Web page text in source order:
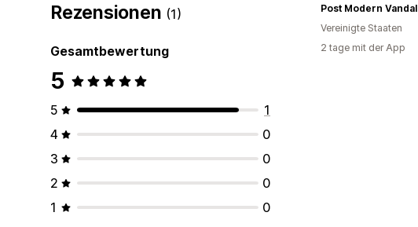
Rezensionen (1)
Gesamtbewertung
5
5
1
4
0
3
0
2
0
1
0
Post Modern Vandal
Vereinigte Staaten
2 tage mit der App